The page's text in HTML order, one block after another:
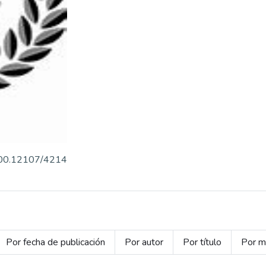
4214
Por fecha de publicación Por autor Por título Por